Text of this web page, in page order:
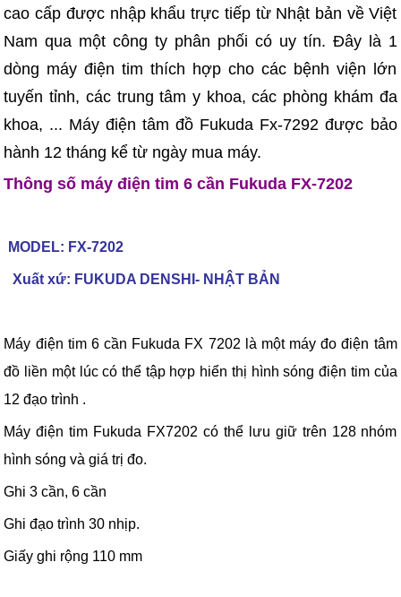
cao cấp được nhập khẩu trực tiếp từ Nhật bản về Việt
Nam qua một công ty phân phối có uy tín. Đây là 1
dòng máy điện tim thích hợp cho các bệnh viện lớn
tuyến tỉnh, các trung tâm y khoa, các phòng khám đa
khoa, ... Máy điện tâm đồ Fukuda Fx-7292 được bảo
hành 12 tháng kể từ ngày mua máy.
Thông số máy điện tim 6 cần Fukuda FX-7202
MODEL: FX-7202
Xuất xứ: FUKUDA DENSHI- NHẬT BẢN
Máy điện tim 6 cần Fukuda FX 7202 là một máy đo điện tâm
đồ liền một lúc có thể tập hợp hiển thị hình sóng điện tim của
12 đạo trình .
Máy điện tim Fukuda FX7202 có thể lưu giữ trên 128 nhóm
hình sóng và giá trị đo.
Ghi 3 cần, 6 cần
Ghi đạo trình 30 nhịp.
Giấy ghi rộng 110 mm